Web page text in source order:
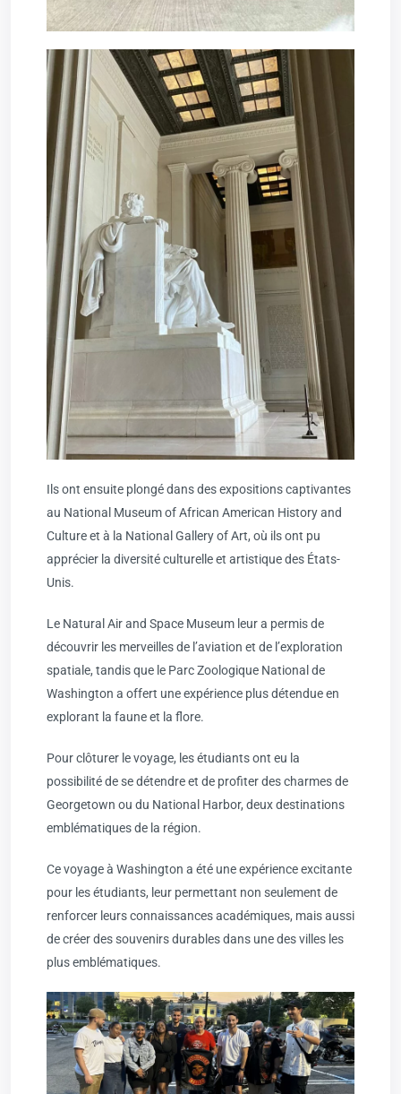
Ils ont ensuite plongé dans des expositions captivantes
au National Museum of African American History and
Culture et à la National Gallery of Art, où ils ont pu
apprécier la diversité culturelle et artistique des États-
Unis.
Le Natural Air and Space Museum leur a permis de
découvrir les merveilles de l’aviation et de l’exploration
spatiale, tandis que le Parc Zoologique National de
Washington a offert une expérience plus détendue en
explorant la faune et la flore.
Pour clôturer le voyage, les étudiants ont eu la
possibilité de se détendre et de profiter des charmes de
Georgetown ou du National Harbor, deux destinations
emblématiques de la région.
Ce voyage à Washington a été une expérience excitante
pour les étudiants, leur permettant non seulement de
renforcer leurs connaissances académiques, mais aussi
de créer des souvenirs durables dans une des villes les
plus emblématiques.